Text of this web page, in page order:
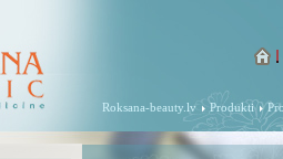
Roksana-beauty.lv Produkti